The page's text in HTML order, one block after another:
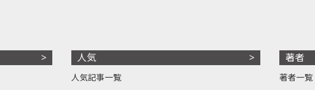
人気
人気記事一覧
著者
著者一覧